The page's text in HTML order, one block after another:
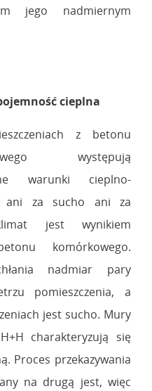
jego nadmiernym
cieplna
z betonu
występują
warunki cieplno-
ani za sucho ani za
jest wynikiem
komórkowego.
nadmiar pary
pomieszczenia, a
jest sucho. Mury
charakteryzują się
Proces przekazywania
na drugą jest, więc